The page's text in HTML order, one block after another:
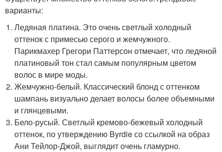
варианты:
Ледяная платина. Это очень светлый холодный
оттенок с примесью серого и жемчужного.
Парикмахер Грегори Паттерсон отмечает, что ледяной
платиновый тон стал самым популярным цветом
волос в мире моды.
Жемчужно-белый. Классический блонд с оттенком
шампань визуально делает волосы более объемными
и глянцевыми.
Бело-русый. Светлый кремово-бежевый холодный
оттенок, по утверждению Byrdie со ссылкой на образ
Ани Тейлор-Джой, выглядит очень гламурно.